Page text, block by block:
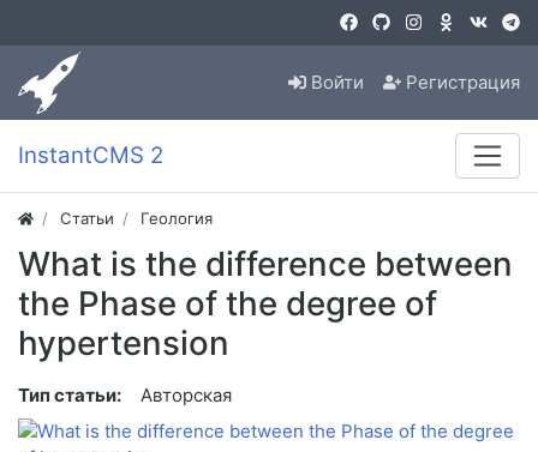
Войти Регистрация
InstantCMS 2
Статьи Геология
What is the difference between
the Phase of the degree of
hypertension
Тип статьи: Авторская